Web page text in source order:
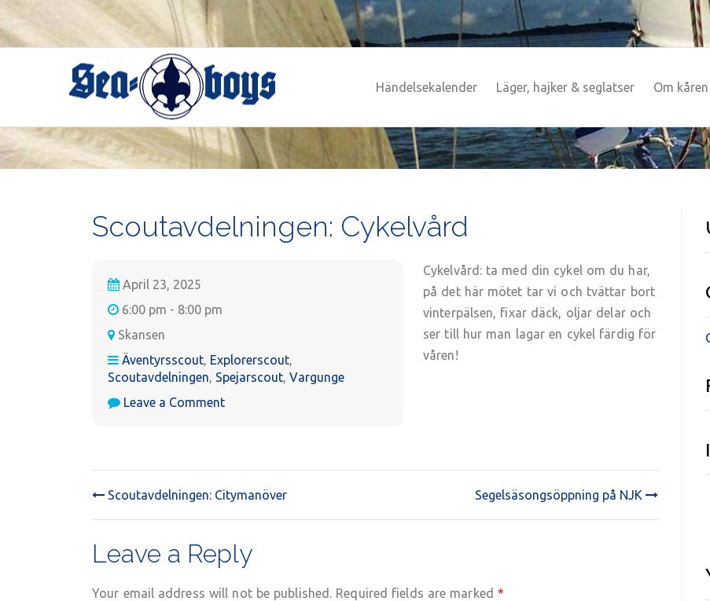
to
content
Händelsekalender Läger, hajker & seglatser Om kåren
Scoutavdelningen: Cykelvård
April 23, 2025
6:00 pm - 8:00 pm
Skansen
Äventyrsscout, Explorerscout,
Scoutavdelningen, Spejarscout, Vargunge
Leave a Commenton
Cykelvård: ta med din cykel om du har,
på det här mötet tar vi och tvättar bort
vinterpälsen, fixar däck, oljar delar och
ser till hur man lagar en cykel färdig för
våren!
POST
NAVIGATION
Scoutavdelningen: Citymanöver Segelsäsongsöppning på NJK
Leave a Reply
Your email address will not be published. Required fields are marked *